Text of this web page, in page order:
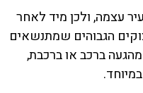
עצמה, ולכן מיד לאחר
הגבוהים שמתנשאים
ברכב או ברכבת,